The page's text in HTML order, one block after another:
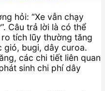
hỏi: “Xe vẫn chạy
Câu trả lời là có thể
tích lũy thường tăng
gió, bugi, dây curoa.
các chi tiết liên quan
sinh chi phí dây